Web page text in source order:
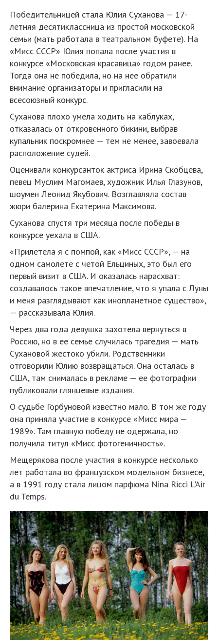
Победительницей стала Юлия Суханова — 17-
летняя десятиклассница из простой московской
семьи (мать работала в театральном буфете). На
«Мисс СССР» Юлия попала после участия в
конкурсе «Московская красавица» годом ранее.
Тогда она не победила, но на нее обратили
внимание организаторы и пригласили на
всесоюзный конкурс.
Суханова плохо умела ходить на каблуках,
отказалась от откровенного бикини, выбрав
купальник поскромнее — тем не менее, завоевала
расположение судей.
Оценивали конкурсанток актриса Ирина Скобцева,
певец Муслим Магомаев, художник Илья Глазунов,
шоумен Леонид Якубович. Возглавляла состав
жюри балерина Екатерина Максимова.
Суханова спустя три месяца после победы в
конкурсе уехала в США.
«Прилетела я с помпой, как «Мисс СССР», — на
одном самолете с четой Ельциных, это был его
первый визит в США. И оказалась нарасхват:
создавалось такое впечатление, что я упала с Луны
и меня разглядывают как инопланетное существо»,
— рассказывала Юлия.
Через два года девушка захотела вернуться в
Россию, но в ее семье случилась трагедия — мать
Сухановой жестоко убили. Родственники
отговорили Юлию возвращаться. Она осталась в
США, там снималась в рекламе — ее фотографии
публиковали глянцевые издания.
О судьбе Горбуновой известно мало. В том же году
она приняла участие в конкурсе «Мисс мира —
1989». Там главную победу не одержала, но
получила титул «Мисс фотогеничность».
Мещерякова после участия в конкурсе несколько
лет работала во французском модельном бизнесе,
а в 1991 году стала лицом парфюма Nina Ricci L'Air
du Temps.